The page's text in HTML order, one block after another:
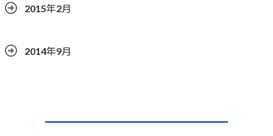
2015年2月
2014年9月